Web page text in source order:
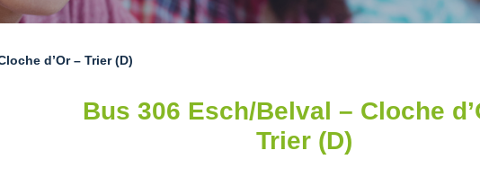
d’Or – Trier (D)
Bus 306 Esch/Belval – Cloche
Trier (D)